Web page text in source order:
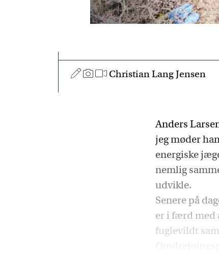
Christian Lang Jensen
Anders
jeg møder
energiske
nemlig
udvikle.
Senere på
er i færd med
fuglevildt